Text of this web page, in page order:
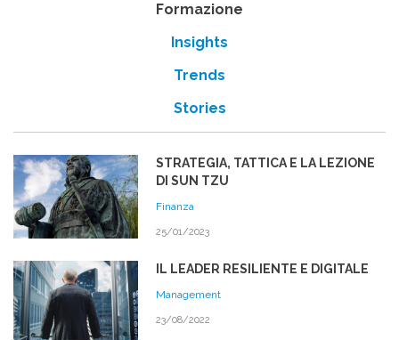
Formazione
Insights
Trends
Stories
STRATEGIA, TATTICA E LA LEZIONE
DI SUN TZU
Finanza
25/01/2023
IL LEADER RESILIENTE E DIGITALE
Management
23/08/2022